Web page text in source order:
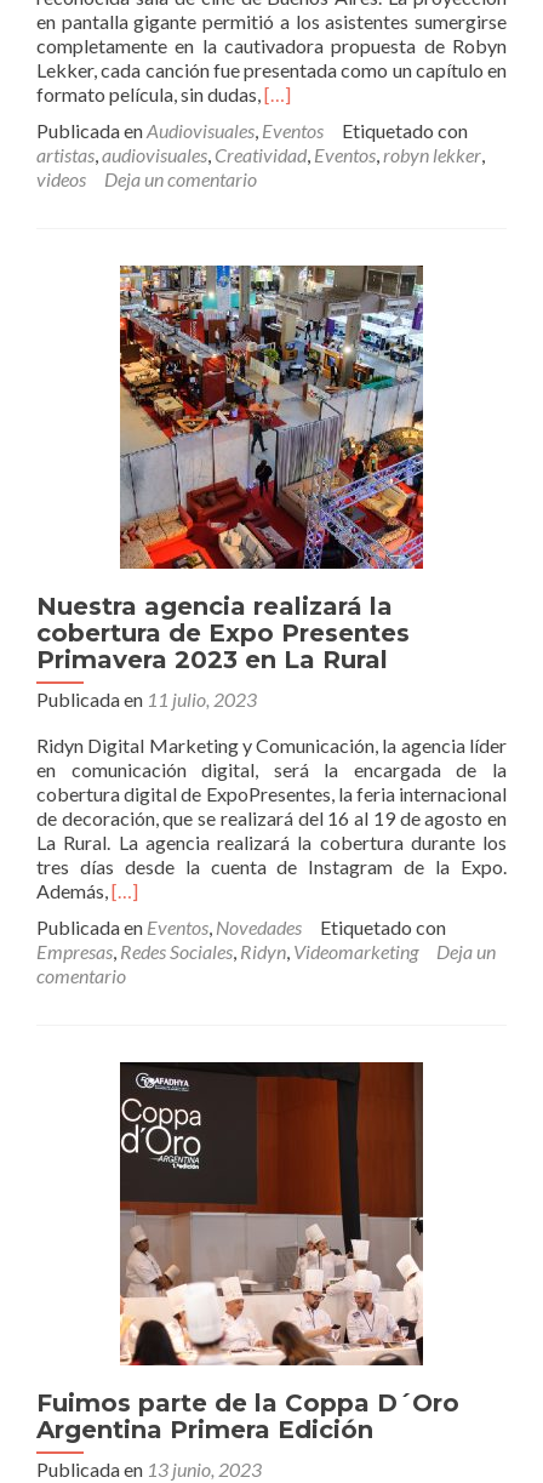
en pantalla gigante permitió a los asistentes sumergirse
completamente en la cautivadora propuesta de Robyn
Lekker, cada canción fue presentada como un capítulo en
formato película, sin dudas,Leer
Digital
organizó
EP:
«El
sitio
en
que
mi
cuerpo
cae»
del
artista
Robyn
Lekker
[…]
Publicada enAudiovisuales, Eventos
Etiquetado con
artistas,audiovisuales, Creatividad, Eventos,robyn lekker,
videos
Deja un comentario
Nuestra agencia realizará la
cobertura de Expo Presentes
Primavera 2023 en La Rural
Publicada en 11 julio, 2023
Ridyn Digital Marketing y Comunicación, la agencia líder
en comunicación digital, será la encargada de la
cobertura digital de ExpoPresentes, la feria internacional
de decoración, que se realizará del 16 al 19 de agosto en
La Rural. La agencia realizará la cobertura durante los
tres días desde la cuenta de Instagram de la Expo.
Además,Leer
agencia
realizará
la
Expo
Presentes
Primavera
2023
en
Rural
[…]
Publicada en Eventos, Novedades
Etiquetado con
Empresas, Redes Sociales, Ridyn, Videomarketing
Deja un
comentario
Fuimos parte de la Coppa D´Oro
Argentina Primera Edición
Publicada en 13 junio, 2023